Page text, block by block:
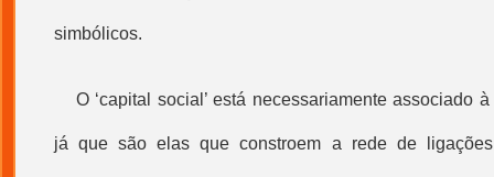
simbólicos.
O ‘capital social ’ está necessariamente associado à
já que são elas que constroem a rede de